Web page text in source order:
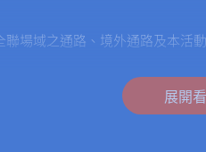
場域之通路、境外通路及本活
市、全聯線上購（PXGO!）等
展開